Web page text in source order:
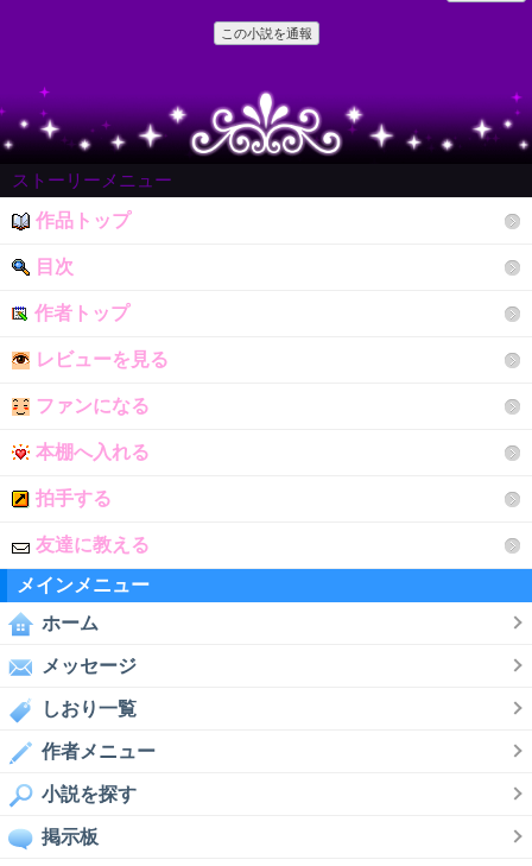
この小説を通報
ストーリーメニュー
作品トップ
目次
作者トップ
レビューを見る
ファンになる
本棚へ入れる
拍手する
友達に教える
メインメニュー
ホーム
メッセージ
しおり一覧
作者メニュー
小説を探す
掲示板